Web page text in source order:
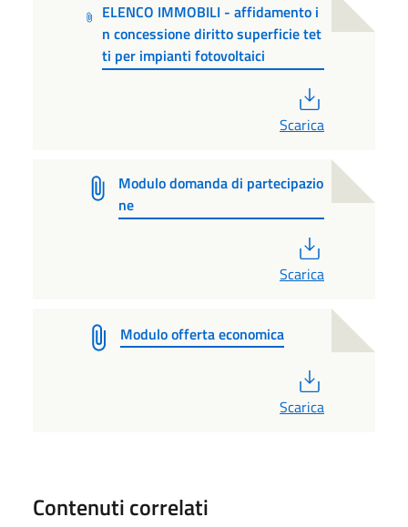
ELENCO IMMOBILI - affidamento i
n concessione diritto superficie tet
ti per impianti fotovoltaici
Scarica
Modulo domanda di partecipazio
ne
Scarica
Modulo offerta economica
Scarica
Contenuti correlati